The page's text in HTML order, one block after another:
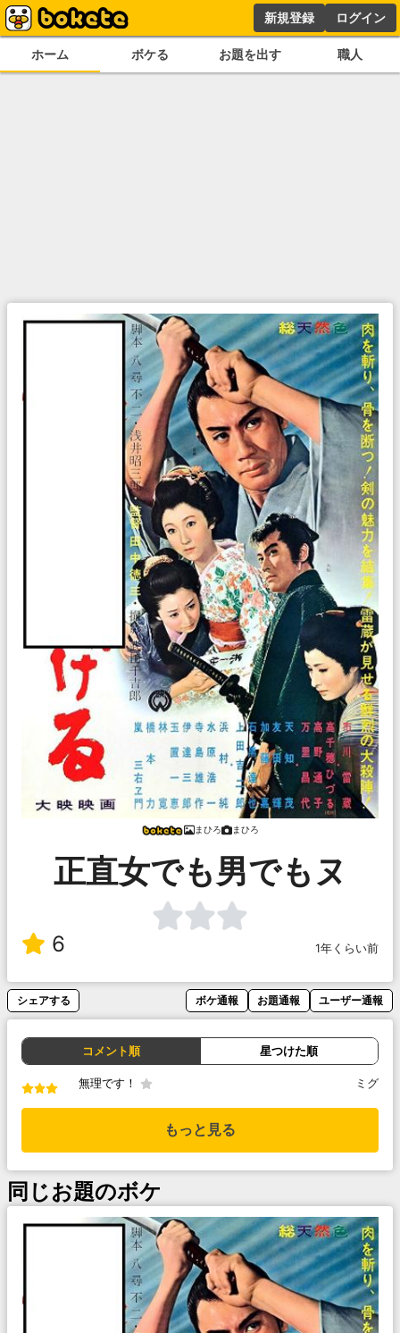
新規登録 ログイン
ホーム ボケる お題を出す 職人
まひろ まひろ
正直女でも男でもヌ
6 1年くらい前
シェアする ボケ通報 お題通報 ユーザー通報
コメント順 星つけた順
無理です！ ミグ
もっと見る
同じお題のボケ